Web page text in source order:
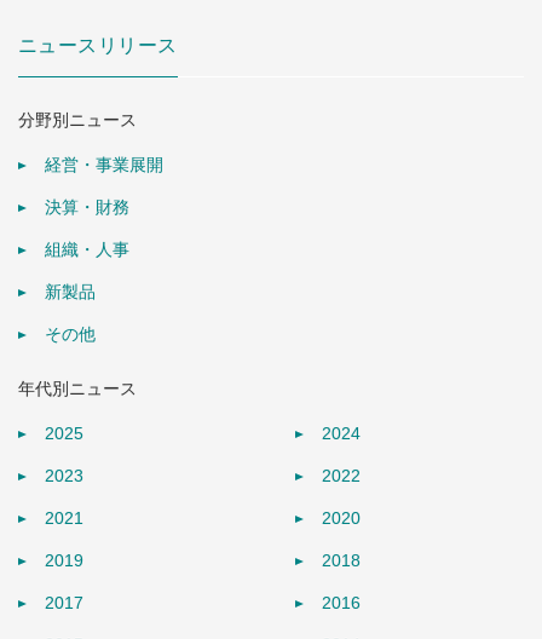
ニュースリリース
分野別ニュース
経営・事業展開
決算・財務
組織・人事
新製品
その他
年代別ニュース
2025 2024
2023 2022
2021 2020
2019 2018
2017 2016